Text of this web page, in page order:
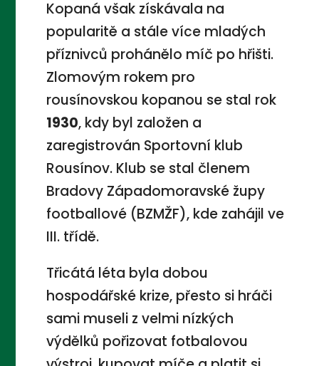
Kopaná však získávala na
popularitě a stále více mladých
příznivců prohánělo míč po hřišti.
Zlomovým rokem pro
rousínovskou kopanou se stal rok
1930, kdy byl založen a
zaregistrován Sportovní klub
Rousínov. Klub se stal členem
Bradovy Západomoravské župy
footballové (BZMŽF), kde zahájil ve
III. třídě.
Třicátá léta byla dobou
hospodářské krize, přesto si hráči
sami museli z velmi nízkých
výdělků pořizovat fotbalovou